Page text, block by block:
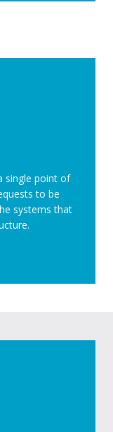
single point of
to be
systems that